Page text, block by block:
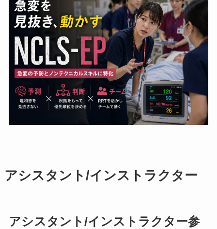
アシスタント/インストラクター
アシスタント/インストラクター参